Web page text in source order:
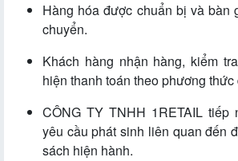
Hàng hóa được chuẩn bị và bàn
chuyển.
Khách hàng nhận hàng, kiểm
hiện thanh toán theo phương
CÔNG TY TNHH 1RETAIL tiếp
yêu cầu phát sinh liên quan đến
sách hiện hành.